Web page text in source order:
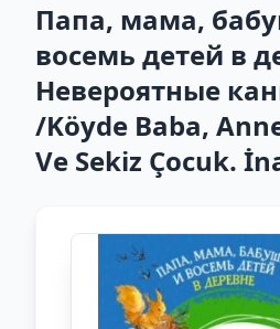
Папа, мама,
восемь детей в
Невероятные
/Köyde Baba,
Ve Sekiz Çocuk.